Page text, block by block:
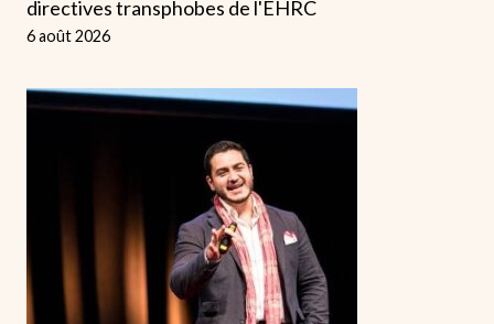
directives transphobes de l'EHRC
6 août 2026